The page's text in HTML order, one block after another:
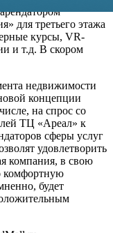
для третьего этажа
курсы, VR-
и т.д. В скором
недвижимости
концепции
на спрос со
ТЦ «Ареал» к
сферы услуг
удовлетворить
компания, в свою
комфортную
будет